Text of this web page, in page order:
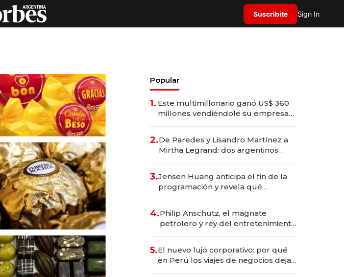
Suscribite Sign In
Popular
1. Este multimillonario ganó US$ 360
millones vendiéndole su empresa
2.De Paredes y Lisandro Martínez a
Mirtha Legrand: dos argentinos
3.Jensen Huang anticipa el fin de la
programación y revela qué
4.Philip Anschutz, el magnate
petrolero y rey del entretenimiento
5.El nuevo lujo corporativo: por qué
en Perú los viajes de negocios dejan